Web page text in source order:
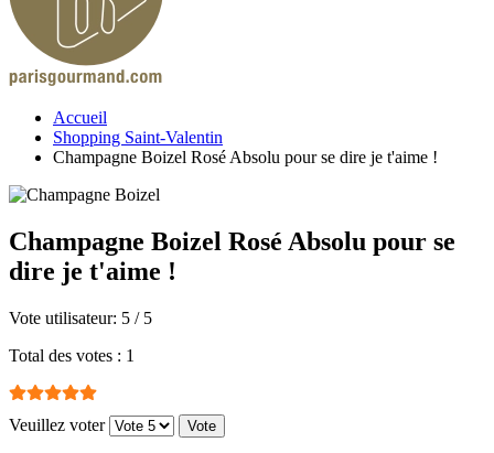
Accueil
Shopping Saint-Valentin
Champagne Boizel Rosé Absolu pour se dire je t'aime !
Champagne Boizel Rosé Absolu pour se
dire je t'aime !
Vote utilisateur: 5 / 5
Total des votes : 1
Veuillez voter